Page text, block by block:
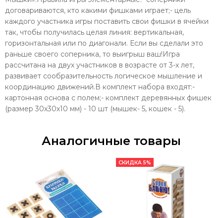
договариваются, кто какими фишками играет;- цель
каждого участника игры поставить свои фишки в ячейки
так, чтобы получилась целая линия: вертикальная,
горизонтальная или по диагонали. Если вы сделали это
раньше своего соперника, то выигрыш ваш!Игра
рассчитана на двух участников в возрасте от 3-х лет,
развивает сообразительность логическое мышление и
координацию движений.В комплект набора входят:-
картонная основа с полем;- комплект деревянных фишек
(размер 30х30х10 мм) - 10 шт (мышек- 5, кошек - 5).
Аналогичные товары
СКИДКА 5%